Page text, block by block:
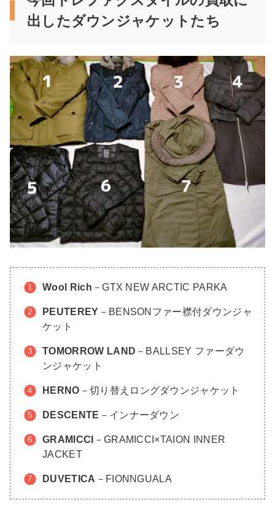
出したダウンジャケットたち
Wool Rich －GTX NEW ARCTIC PARKA
PEUTEREY －BENSONファー襟付ダウンジャ
ケット
TOMORROW LAND －BALLSEY ファーダウ
ンジャケット
HERNO －切り替えロングダウンジャケット
DESCENTE －インナーダウン
GRAMICCI －GRAMICCI×TAION INNER
JACKET
DUVETICA －FIONNGUALA